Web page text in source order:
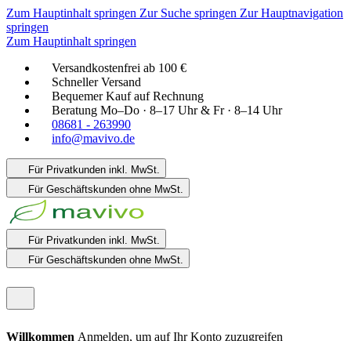
Zum Hauptinhalt springen Zur Suche springen Zur Hauptnavigation
springen
Zum Hauptinhalt springen
Versandkostenfrei ab 100 €
Schneller Versand
Bequemer Kauf auf Rechnung
Beratung Mo–Do · 8–17 Uhr & Fr · 8–14 Uhr
08681 - 263990
info@mavivo.de
Für Privatkunden inkl. MwSt.
Für Geschäftskunden ohne MwSt.
Für Privatkunden inkl. MwSt.
Für Geschäftskunden ohne MwSt.
Willkommen Anmelden, um auf Ihr Konto zuzugreifen